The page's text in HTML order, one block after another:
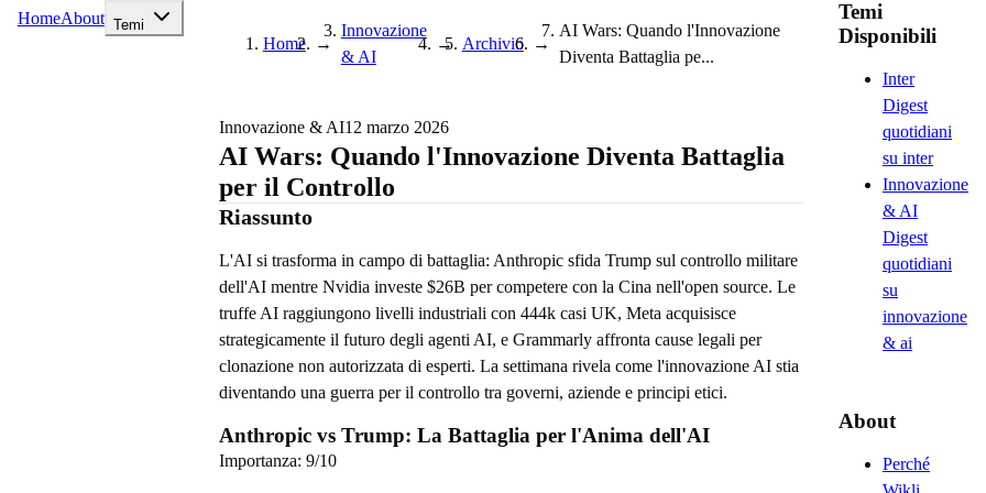
HomeAbout Temi
Home →
Innovazione
& AI
→ Archivio →
AI Wars: Quando l'Innovazione
Diventa Battaglia pe...
Innovazione & AI12 marzo 2026
AI Wars: Quando l'Innovazione Diventa Battaglia
per il Controllo
Riassunto
L'AI si trasforma in campo di battaglia: Anthropic sfida Trump sul controllo militare
dell'AI mentre Nvidia investe $26B per competere con la Cina nell'open source. Le
truffe AI raggiungono livelli industriali con 444k casi UK, Meta acquisisce
strategicamente il futuro degli agenti AI, e Grammarly affronta cause legali per
clonazione non autorizzata di esperti. La settimana rivela come l'innovazione AI stia
diventando una guerra per il controllo tra governi, aziende e principi etici.
Anthropic vs Trump: La Battaglia per l'Anima dell'AI
Importanza: 9/10
Temi
Disponibili
Inter
Digest
quotidiani
su inter
Innovazione
& AI
Digest
quotidiani
su
innovazione
& ai
About
Perché